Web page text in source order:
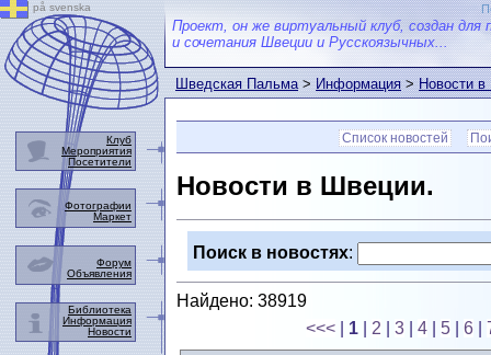
Проект, он же виртуальный клуб, создан для
и сочетания Швеции и Русскоязычных...
Шведская Пальма>Информация>Новости
Список новостей
Новости в Швеции.
Поиск в новостях:
Найдено: 38919
<<<
1 2 3 4 5 6
på svenska
Клуб
Мероприятия
Посетители
Фотографии
Маркет
Форум
Объявления
Библиотека
Информация
Новости